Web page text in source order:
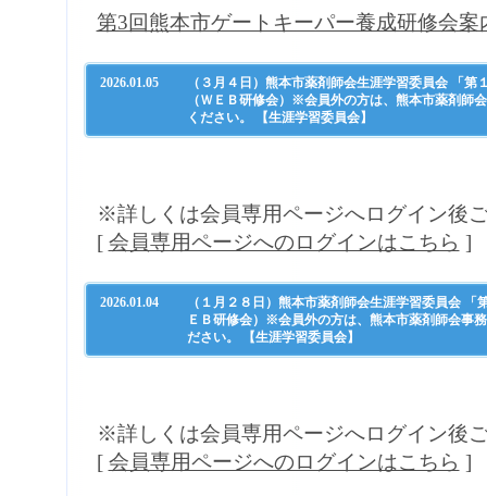
第3回熊本市ゲートキーパー養成研修会案
2026.01.05
（３月４日）熊本市薬剤師会生涯学習委員会 「
（ＷＥＢ研修会）※会員外の方は、熊本市薬剤師
ください。 【生涯学習委員会】
※詳しくは会員専用ページへログイン後
[ 会員専用ページへのログインはこちら ]
2026.01.04
（１月２８日）熊本市薬剤師会生涯学習委員会
ＥＢ研修会）※会員外の方は、熊本市薬剤師会事
ださい。 【生涯学習委員会】
※詳しくは会員専用ページへログイン後
[ 会員専用ページへのログインはこちら ]